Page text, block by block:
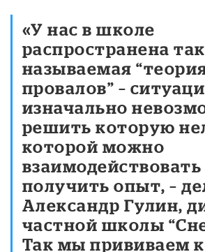
«У нас в школе
распространена так
называемая
провалов” –
изначально
решить которую
которой можно
взаимодействовать
получить опыт, –
Александр Гулин,
частной школы
Так мы прививаем